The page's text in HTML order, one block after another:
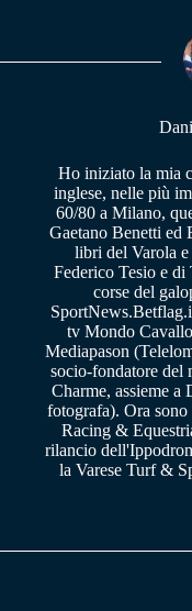
pp m
Ho iniziato la mia
inglese, nelle più
60/80 a Milano,
Gaetano Benetti ed
libri del Varola
Federico Tesio e
corse del
tv Mondo
Mediapason
socio-fondatore del
Charme, assieme a
fotografa). Ora
Racing &
rilancio
la Varese Turf &